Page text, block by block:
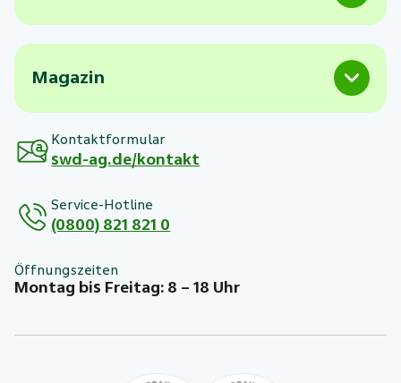
Magazin
Kontaktformular
swd-ag.de/kontakt
Service-Hotline
(0800) 821 821 0
Öffnungszeiten
Montag bis Freitag: 8 – 18 Uhr